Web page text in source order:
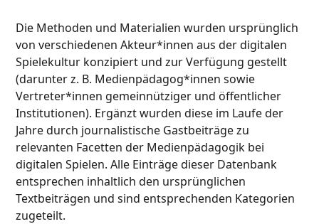
Die Methoden und Materialien wurden ursprünglich
von verschiedenen Akteur*innen aus der digitalen
Spielekultur konzipiert und zur Verfügung gestellt
(darunter z. B. Medienpädagog*innen sowie
Vertreter*innen gemeinnütziger und öffentlicher
Institutionen). Ergänzt wurden diese im Laufe der
Jahre durch journalistische Gastbeiträge zu
relevanten Facetten der Medienpädagogik bei
digitalen Spielen. Alle Einträge dieser Datenbank
entsprechen inhaltlich den ursprünglichen
Textbeiträgen und sind entsprechenden Kategorien
zugeteilt.